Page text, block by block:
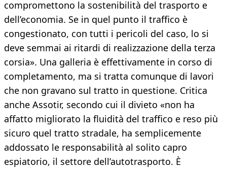
compromettono la sostenibilità del trasporto e
dell’economia. Se in quel punto il traffico è
congestionato, con tutti i pericoli del caso, lo si
deve semmai ai ritardi di realizzazione della terza
corsia». Una galleria è effettivamente in corso di
completamento, ma si tratta comunque di lavori
che non gravano sul tratto in questione. Critica
anche Assotir, secondo cui il divieto «non ha
affatto migliorato la fluidità del traffico e reso più
sicuro quel tratto stradale, ha semplicemente
addossato le responsabilità al solito capro
espiatorio, il settore dell’autotrasporto. È